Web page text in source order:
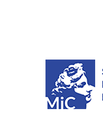
Soprintendenza